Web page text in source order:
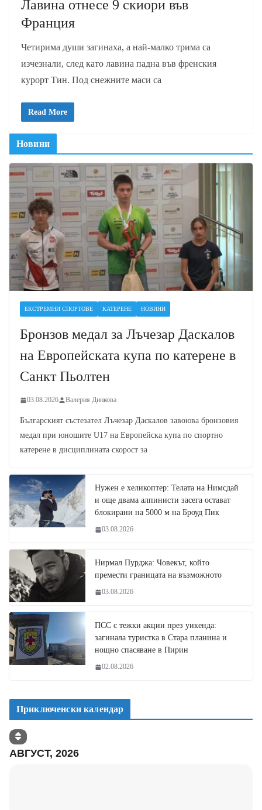
Лавина отнесе 9 скиори във
Франция
Четирима души загинаха, а най-малко трима са
изчезнали, след като лавина падна във френския
курорт Тин. Под снежните маси са
Read More
Новини
ЕКСТРЕМНИ СПОРТОВЕ КАТЕРЕНЕ НОВИНИ
Бронзов медал за Лъчезар Даскалов
на Европейската купа по катерене в
Санкт Пьолтен
03.08.2026 Валерия Динкова
Българският състезател Лъчезар Даскалов завоюва бронзовия
медал при юношите U17 на Европейска купа по спортно
катерене в дисциплината скорост за
Нужен е хеликоптер: Телата на Нимсдай
и още двама алпинисти засега остават
блокирани на 5000 м на Броуд Пик
03.08.2026
Нирмал Пурджа: Човекът, който
премести границата на възможното
03.08.2026
ПСС с тежки акции през уикенда:
загинала туристка в Стара планина и
нощно спасяване в Пирин
02.08.2026
Приключенски календар
АВГУСТ, 2026